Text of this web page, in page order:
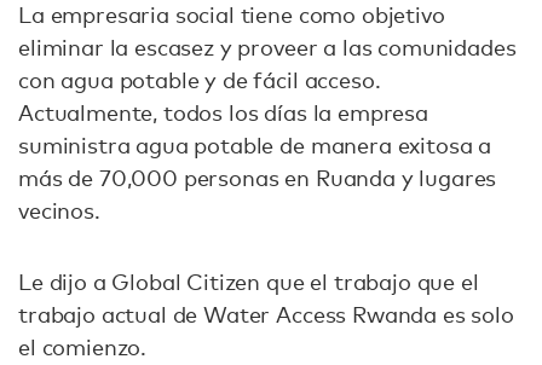
La empresaria social tiene como objetivo
eliminar la escasez y proveer a las comunidades
con agua potable y de fácil acceso.
Actualmente, todos los días la empresa
suministra agua potable de manera exitosa a
más de 70,000 personas en Ruanda y lugares
vecinos.
Le dijo a Global Citizen que el trabajo que el
trabajo actual de Water Access Rwanda es solo
el comienzo.